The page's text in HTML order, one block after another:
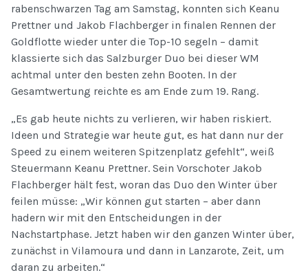
rabenschwarzen Tag am Samstag, konnten sich Keanu
Prettner und Jakob Flachberger in finalen Rennen der
Goldflotte wieder unter die Top-10 segeln – damit
klassierte sich das Salzburger Duo bei dieser WM
achtmal unter den besten zehn Booten. In der
Gesamtwertung reichte es am Ende zum 19. Rang.
„Es gab heute nichts zu verlieren, wir haben riskiert.
Ideen und Strategie war heute gut, es hat dann nur der
Speed zu einem weiteren Spitzenplatz gefehlt“, weiß
Steuermann Keanu Prettner. Sein Vorschoter Jakob
Flachberger hält fest, woran das Duo den Winter über
feilen müsse: „Wir können gut starten – aber dann
hadern wir mit den Entscheidungen in der
Nachstartphase. Jetzt haben wir den ganzen Winter über,
zunächst in Vilamoura und dann in Lanzarote, Zeit, um
daran zu arbeiten.“